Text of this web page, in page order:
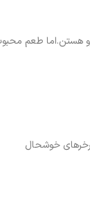
هستن.اما طعم
خوشحال